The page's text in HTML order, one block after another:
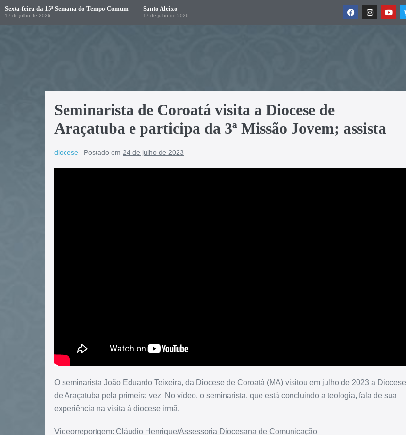
Sexta-feira da 15ª Semana do Tempo Comum
17 de julho de 2026
Santo Aleixo
17 de julho de 2026
Seminarista de Coroatá visita a Diocese de
Araçatuba e participa da 3ª Missão Jovem; assista
diocese | Postado em 24 de julho de 2023
O seminarista João Eduardo Teixeira, da Diocese de Coroatá (MA) visitou em julho de 2023 a Diocese
de Araçatuba pela primeira vez. No vídeo, o seminarista, que está concluindo a teologia, fala de sua
experiência na visita à diocese irmã.
Videorreportgem: Cláudio Henrique/Assessoria Diocesana de Comunicação